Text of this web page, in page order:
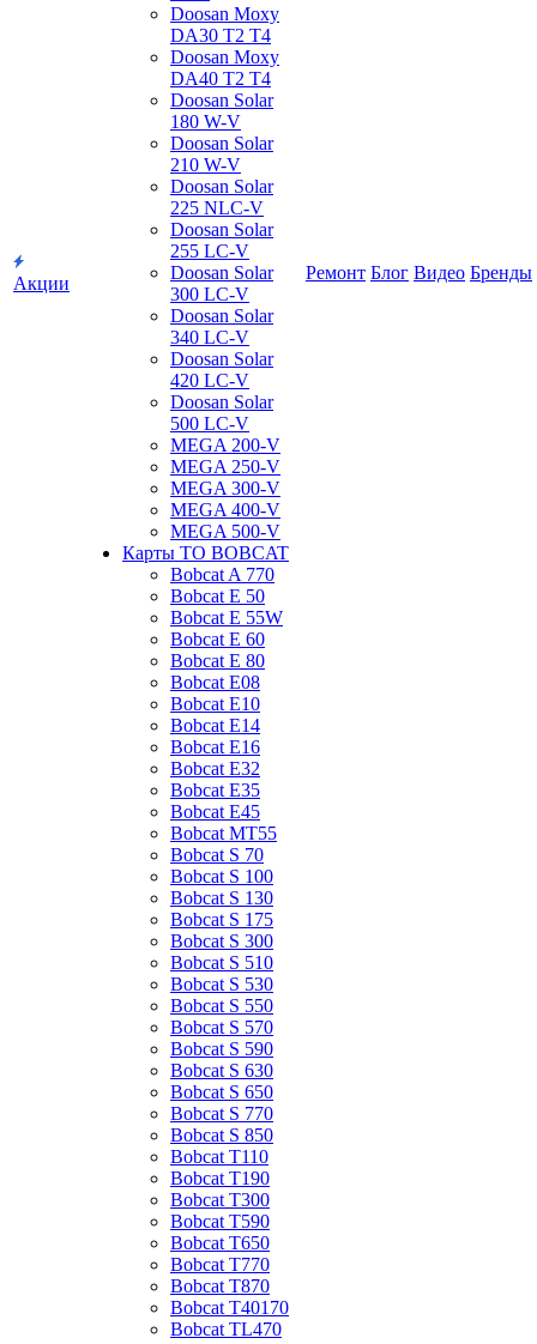
Акции
Doosan Moxy
DA30 T2 T4
Doosan Moxy
DA40 T2 T4
Doosan Solar
180 W-V
Doosan Solar
210 W-V
Doosan Solar
225 NLC-V
Doosan Solar
255 LC-V
Doosan Solar
300 LC-V
Doosan Solar
340 LC-V
Doosan Solar
420 LC-V
Doosan Solar
500 LC-V
MEGA 200-V
MEGA 250-V
MEGA 300-V
MEGA 400-V
MEGA 500-V
Карты ТО BOBCAT
Bobcat A 770
Bobcat E 50
Bobcat E 55W
Bobcat E 60
Bobcat E 80
Bobcat E08
Bobcat E10
Bobcat E14
Bobcat E16
Bobcat E32
Bobcat E35
Bobcat E45
Bobcat MT55
Bobcat S 70
Bobcat S 100
Bobcat S 130
Bobcat S 175
Bobcat S 300
Bobcat S 510
Bobcat S 530
Bobcat S 550
Bobcat S 570
Bobcat S 590
Bobcat S 630
Bobcat S 650
Bobcat S 770
Bobcat S 850
Bobcat T110
Bobcat T190
Bobcat T300
Bobcat T590
Bobcat T650
Bobcat T770
Bobcat T870
Bobcat T40170
Bobcat TL470
Ремонт Блог Видео Бренды